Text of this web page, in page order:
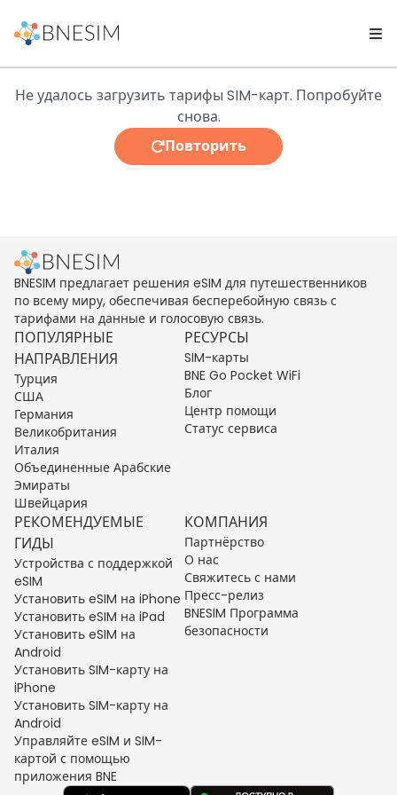
Не удалось загрузить тарифы SIM-карт. Попробуйте
снова.
Повторить
BNESIM предлагает решения eSIM для путешественников
по всему миру, обеспечивая бесперебойную связь с
тарифами на данные и голосовую связь.
ПОПУЛЯРНЫЕ
НАПРАВЛЕНИЯ
Турция
США
Германия
Великобритания
Италия
Объединенные Арабские
Эмираты
Швейцария
РЕСУРСЫ
SIM-карты
BNE Go Pocket WiFi
Блог
Центр помощи
Статус сервиса
РЕКОМЕНДУЕМЫЕ
ГИДЫ
Устройства с поддержкой
eSIM
Установить eSIM на iPhone
Установить eSIM на iPad
Установить eSIM на
Android
Установить SIM-карту на
iPhone
Установить SIM-карту на
Android
Управляйте eSIM и SIM-
картой с помощью
приложения BNE
КОМПАНИЯ
Партнёрство
О нас
Свяжитесь с нами
Пресс-релиз
BNESIM Программа
безопасности